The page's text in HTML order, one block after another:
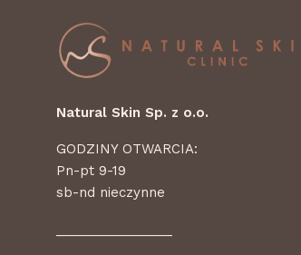
Natural Skin Sp. z o.o.
GODZINY OTWARCIA:
Pn-pt 9-19
sb-nd nieczynne